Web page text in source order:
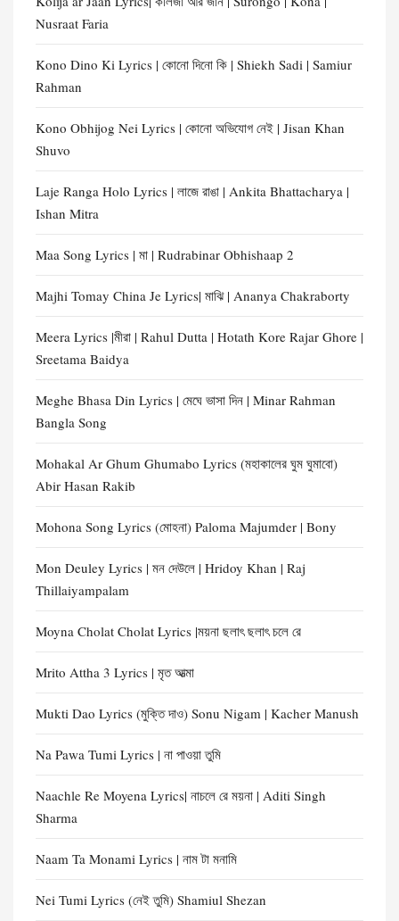
Nusraat Faria
Kono Dino Ki Lyrics | কোনো দিনো কি | Shiekh Sadi | Samiur
Rahman
Kono Obhijog Nei Lyrics | কোনো অভিযোগ নেই | Jisan Khan
Shuvo
Laje Ranga Holo Lyrics | লাজে রাঙা | Ankita Bhattacharya |
Ishan Mitra
Maa Song Lyrics | মা | Rudrabinar Obhishaap 2
Majhi Tomay China Je Lyrics| মাঝি | Ananya Chakraborty
Meera Lyrics |মীরা | Rahul Dutta | Hotath Kore Rajar Ghore |
Sreetama Baidya
Meghe Bhasa Din Lyrics | মেঘে ভাসা দিন | Minar Rahman
Bangla Song
Mohakal Ar Ghum Ghumabo Lyrics (মহাকালের ঘুম ঘুমাবো)
Abir Hasan Rakib
Mohona Song Lyrics (মোহনা) Paloma Majumder | Bony
Mon Deuley Lyrics | মন দেউলে | Hridoy Khan | Raj
Thillaiyampalam
Moyna Cholat Cholat Lyrics |ময়না ছলাৎ ছলাৎ চলে রে
Mrito Attha 3 Lyrics | মৃত আত্মা
Mukti Dao Lyrics (মুক্তি দাও) Sonu Nigam | Kacher Manush
Na Pawa Tumi Lyrics | না পাওয়া তুমি
Naachle Re Moyena Lyrics| নাচলে রে ময়না | Aditi Singh
Sharma
Naam Ta Monami Lyrics | নাম টা মনামি
Nei Tumi Lyrics (নেই তুমি) Shamiul Shezan